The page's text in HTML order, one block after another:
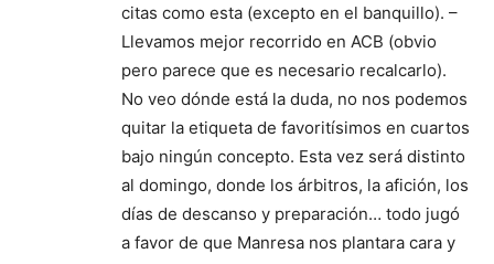
citas como esta (excepto en el banquillo). –
Llevamos mejor recorrido en ACB (obvio
pero parece que es necesario recalcarlo).
No veo dónde está la duda, no nos podemos
quitar la etiqueta de favoritísimos en cuartos
bajo ningún concepto. Esta vez será distinto
al domingo, donde los árbitros, la afición, los
días de descanso y preparación… todo jugó
a favor de que Manresa nos plantara cara y